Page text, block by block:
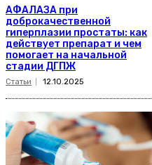
АФАЛАЗА при
доброкачественной
гиперплазии простаты: как
действует препарат и чем
помогает на начальной
стадии ДГПЖ
Статьи 12.10.2025